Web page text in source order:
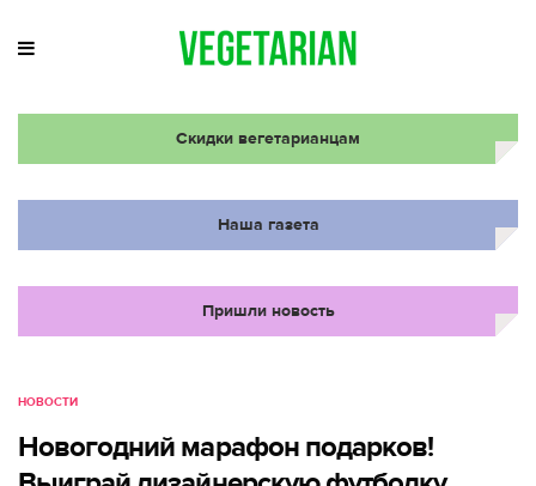
Скидки вегетарианцам
Наша газета
Пришли новость
НОВОСТИ
Новогодний марафон подарков!